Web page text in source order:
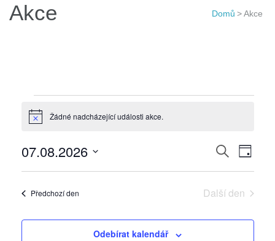
Akce Domů >Akce
Akce
for
Notice Žádné nadcházející události akce.
pro
hledání
a
Hledat
Akce
Den
07.08.2026
Vyberte
Předchozí den Další den
Odebírat kalendář